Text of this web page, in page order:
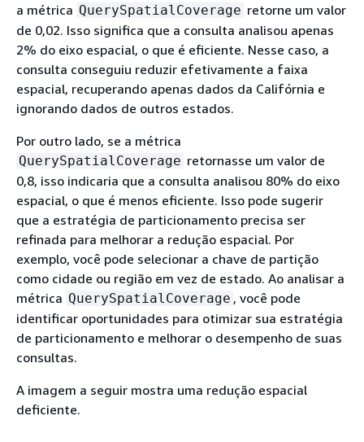
a métrica QuerySpatialCoverage retorne um valor
de 0,02. Isso significa que a consulta analisou apenas
2% do eixo espacial, o que é eficiente. Nesse caso, a
consulta conseguiu reduzir efetivamente a faixa
espacial, recuperando apenas dados da Califórnia e
ignorando dados de outros estados.
Por outro lado, se a métrica
QuerySpatialCoverage retornasse um valor de
0,8, isso indicaria que a consulta analisou 80% do eixo
espacial, o que é menos eficiente. Isso pode sugerir
que a estratégia de particionamento precisa ser
refinada para melhorar a redução espacial. Por
exemplo, você pode selecionar a chave de partição
como cidade ou região em vez de estado. Ao analisar a
métrica QuerySpatialCoverage , você pode
identificar oportunidades para otimizar sua estratégia
de particionamento e melhorar o desempenho de suas
consultas.
A imagem a seguir mostra uma redução espacial
deficiente.